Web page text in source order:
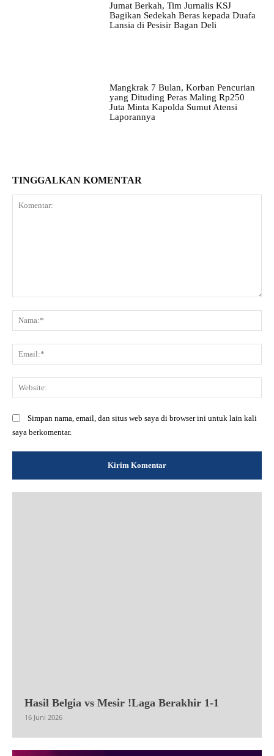
Jumat Berkah, Tim Jurnalis KSJ
Bagikan Sedekah Beras kepada Duafa
Lansia di Pesisir Bagan Deli
Mangkrak 7 Bulan, Korban Pencurian
yang Dituding Peras Maling Rp250
Juta Minta Kapolda Sumut Atensi
Laporannya
TINGGALKAN KOMENTAR
Simpan nama, email, dan situs web saya di browser ini untuk lain kali
saya berkomentar.
Hasil Belgia vs Mesir !Laga Berakhir 1-1
16 Juni 2026